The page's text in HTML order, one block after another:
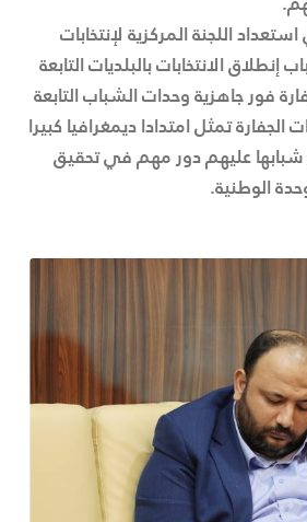
اللجنة المركزية لإنتخابات
الانتخابات بالبلديات التابعة
فور جاهزية وحدات الشباب التابعة
الجفارة تمثل امتدادا ديمغرافيا كبيرا
عليهم دور مهم في تحقيق
الوطنية.